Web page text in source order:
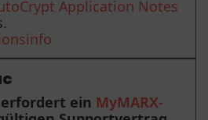
Application Notes
erfordert ein MyMARX-